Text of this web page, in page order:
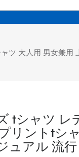
大人用 男女兼用
tシャツ レ
リントtシ
ュアル 流